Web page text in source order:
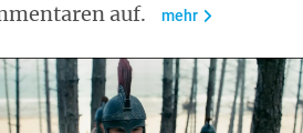
auf.
mehr